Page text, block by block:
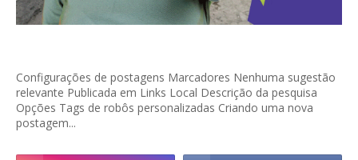
Configurações de postagens Marcadores Nenhuma sugestão
relevante Publicada em Links Local Descrição da pesquisa
Opções Tags de robôs personalizadas Criando uma nova
postagem...